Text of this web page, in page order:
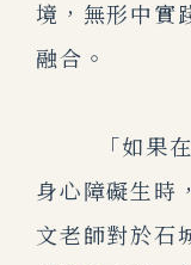
境，無形中實
融合。
「如果在一
身心障礙生時
文老師對於石